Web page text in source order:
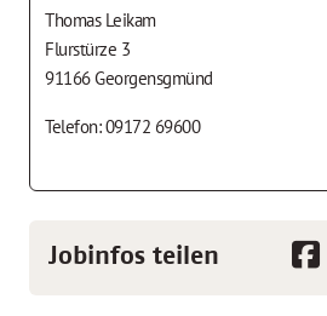
Thomas Leikam
Flurstürze 3
91166 Georgensgmünd
Telefon: 09172 69600
Jobinfos teilen